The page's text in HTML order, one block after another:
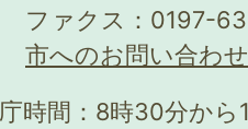
ファクス：0197-
市へのお問い合わ
時間：8時30分か